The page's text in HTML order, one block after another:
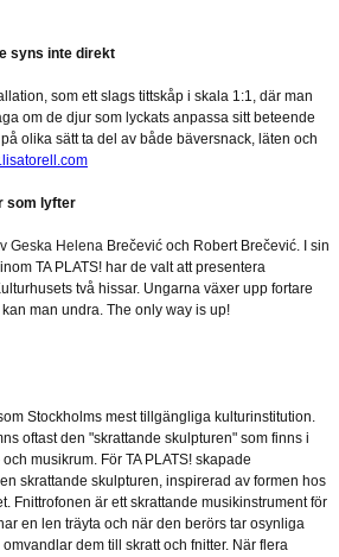
syns inte direkt
som ett slags tittskåp i skala 1:1, där man
om de djur som lyckats anpassa sitt beteende
olika sätt ta del av både bäversnack, läten och
som lyfter
Geska Helena Brečević och Robert Brečević. I sin
TA PLATS! har de valt att presentera
två hissar. Ungarna växer upp fortare
man undra. The only way is up!
Stockholms mest tillgängliga kulturinstitution.
oftast den "skrattande skulpturen" som finns i
musikrum. För TA PLATS! skapade
skrattande skulpturen, inspirerad av formen hos
Fnittrofonen är ett skrattande musikinstrument för
en len träyta och när den berörs tar osynliga
dem till skratt och fnitter. När flera